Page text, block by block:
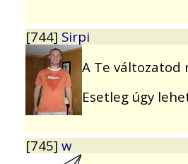
[744] Sirpi
A Te változatod
Esetleg úgy
[745] w